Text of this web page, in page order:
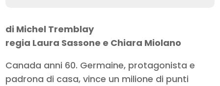
di Michel Tremblay
regia Laura Sassone e Chiara Miolano
Canada anni 60. Germaine, protagonista e
padrona di casa, vince un milione di punti